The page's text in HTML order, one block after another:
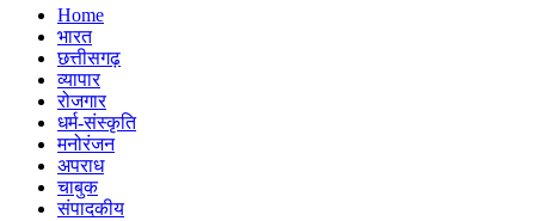
Home
भारत
छत्तीसगढ़
व्यापार
रोजगार
धर्म-संस्कृति
मनोरंजन
अपराध
चाबुक
संपादकीय